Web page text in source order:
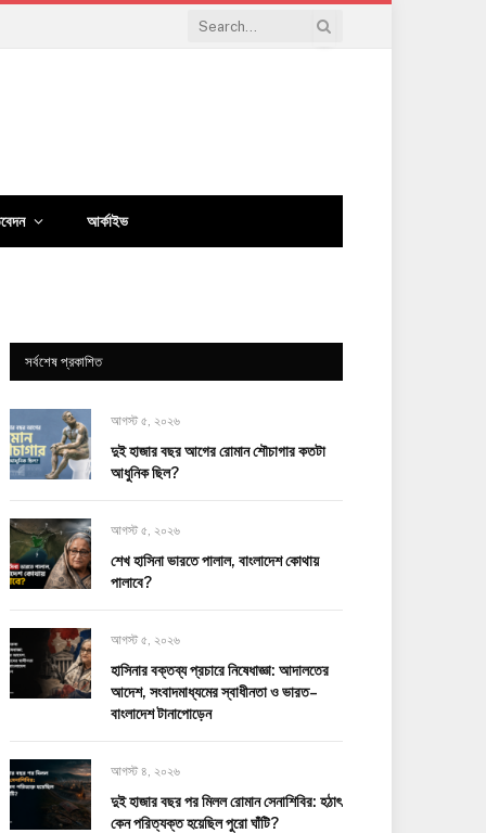
আর্কাইভ
সর্বশেষ প্রকাশিত
আগস্ট ৫, ২০২৬
দুই হাজার বছর আগের রোমান শৌচাগার কতটা
আধুনিক ছিল?
আগস্ট ৫, ২০২৬
শেখ হাসিনা ভারতে পালাল, বাংলাদেশ কোথায়
পালাবে?
আগস্ট ৫, ২০২৬
হাসিনার বক্তব্য প্রচারে নিষেধাজ্ঞা: আদালতের
আদেশ, সংবাদমাধ্যমের স্বাধীনতা ও ভারত–
বাংলাদেশ টানাপোড়েন
আগস্ট ৪, ২০২৬
দুই হাজার বছর পর মিলল রোমান সেনাশিবির: হঠাৎ
কেন পরিত্যক্ত হয়েছিল পুরো ঘাঁটি?